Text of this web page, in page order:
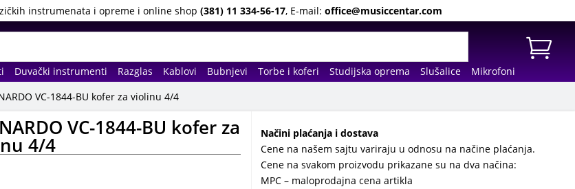
instrumenata i opreme i online shop (381) 11 334-56-17, E-mail: office@musiccentar.com
Duvački instrumenti Razglas Kablovi Bubnjevi Torbe i koferi Studijska oprema Slušalice
Mikrofoni
VC-1844-BU kofer za violinu 4/4
VC-1844-BU kofer za
4/4
Načini plaćanja i dostava
Cene na našem sajtu variraju u odnosu na načine plaćanja.
Cene na svakom proizvodu prikazane su na dva načina:
MPC – maloprodajna cena artikla